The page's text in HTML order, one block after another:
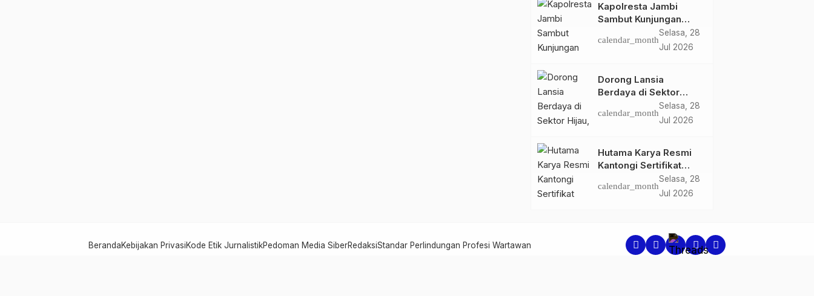
Gram Sabu
Kapolresta Jambi
Sambut Kunjungan
Ketua dan Pengurus
PWI Kota Jambi
calendar_month
Selasa, 28
Jul 2026
Dorong Lansia
Berdaya di Sektor
Hijau, Pertamina EP
Jambi Gagas
calendar_month
Selasa, 28
Jul 2026
Hutama Karya Resmi
Kantongi Sertifikat
Persetujuan Laik
Fungsi Struktur
calendar_month
Selasa, 28
Jul 2026
BerandaKebijakan PrivasiKode Etik JurnalistikPedoman Media SiberRedaksiStandar Perlindungan Profesi Wartawan